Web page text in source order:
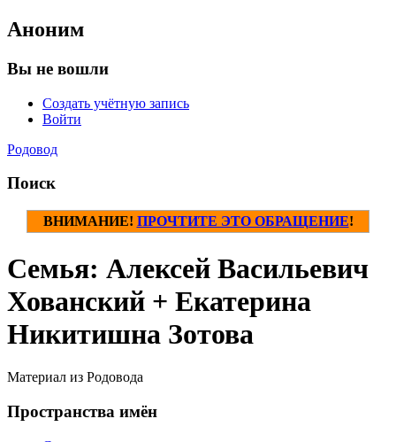
Аноним
Вы не вошли
Создать учётную запись
Войти
Родовод
Поиск
ВНИМАНИЕ! ПРОЧТИТЕ ЭТО ОБРАЩЕНИЕ!
Семья: Алексей Васильевич
Хованский + Екатерина
Никитишна Зотова
Материал из Родовода
Пространства имён